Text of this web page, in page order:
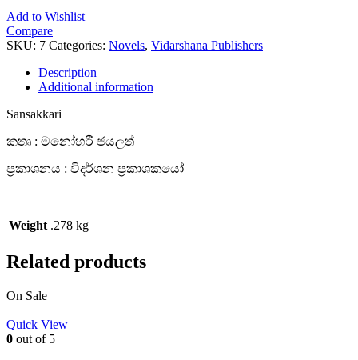
Add to Wishlist
Compare
SKU: 7 Categories: Novels, Vidarshana Publishers
Description
Additional information
Sansakkari
කතෘ : මනෝහරී ජයලත්
ප්‍රකාශනය : විදර්ශන ප්‍රකාශකයෝ
Weight .278 kg
Related products
On Sale
Quick View
0 out of 5